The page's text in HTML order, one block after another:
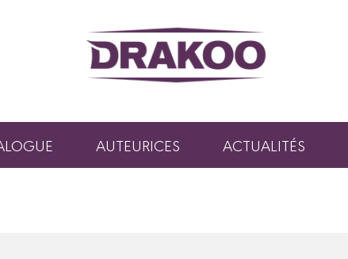
AUTEURICES ACTUALITÉS